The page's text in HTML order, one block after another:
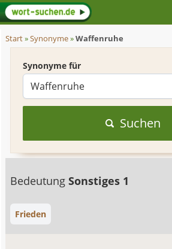
Start»Synonyme»Waffenruhe
Synonyme für
Suchen
BedeutungSonstiges 1
Frieden